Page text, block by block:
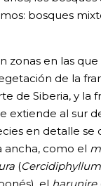
bosques
zonas en las
de la
de Siberia, y la
extiende al sur
en detalle se
ancha, como el
(